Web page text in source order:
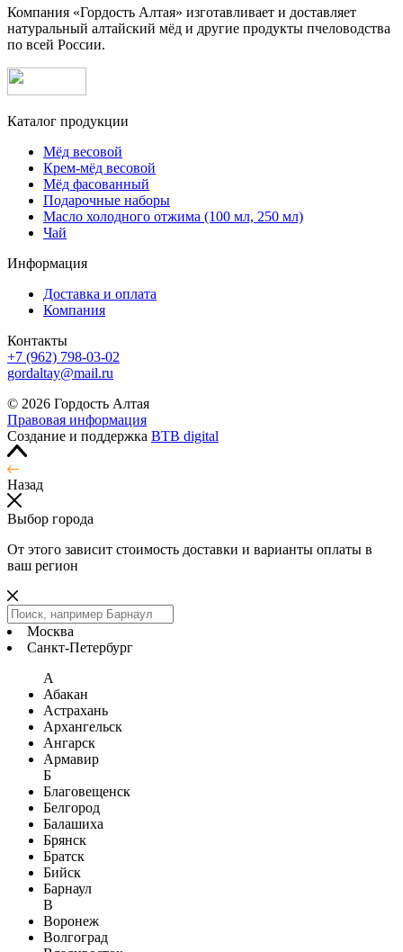
Компания «Гордость Алтая» изготавливает и доставляет
натуральный алтайский мёд и другие продукты пчеловодства
по всей России.
Каталог продукции
Мёд весовой
Крем-мёд весовой
Мёд фасованный
Подарочные наборы
Масло холодного отжима (100 мл, 250 мл)
Чай
Информация
Доставка и оплата
Компания
Контакты
+7 (962) 798-03-02
gordaltay@mail.ru
© 2026 Гордость Алтая
Правовая информация
Создание и поддержка BTB digital
Назад
Выбор города
От этого зависит стоимость доставки и варианты оплаты в
ваш регион
Москва
Санкт-Петербург
А
Абакан
Астрахань
Архангельск
Ангарск
Армавир
Б
Благовещенск
Белгород
Балашиха
Брянск
Братск
Бийск
Барнаул
В
Воронеж
Волгоград